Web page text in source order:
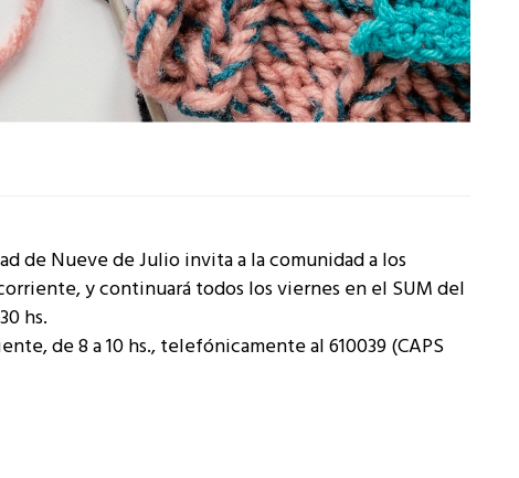
de Nueve de Julio invita a la comunidad a los
y continuará todos los viernes en el SUM del
hs.
de 8 a 10 hs., telefónicamente al 610039 (CAPS